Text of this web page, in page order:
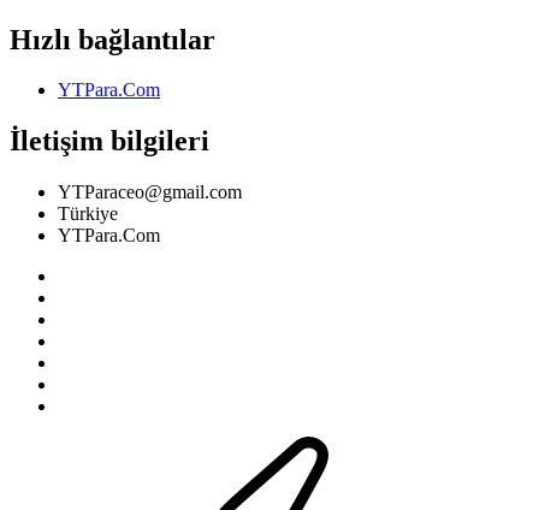
Hızlı bağlantılar
YTPara.Com
İletişim bilgileri
YTParaceo@gmail.com
Türkiye
YTPara.Com